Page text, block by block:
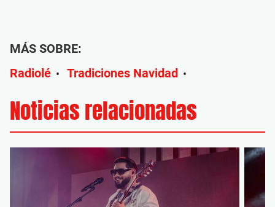
MÁS SOBRE:
Radiolé • Tradiciones Navidad •
Noticias relacionadas